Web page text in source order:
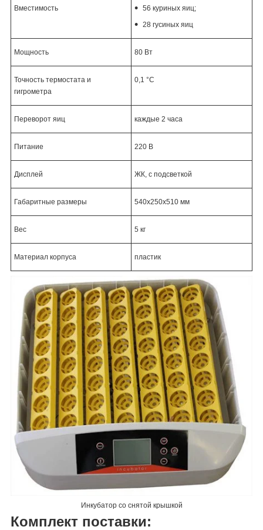
Вместимость
56 куриных яиц;
28 гусиных яиц
Мощность 80 Вт
Точность термостата и
гигрометра
0,1 °C
Переворот яиц каждые 2 часа
Питание 220 В
Дисплей ЖК, с подсветкой
Габаритные размеры 540x250x510 мм
Вес 5 кг
Материал корпуса пластик
Инкубатор со снятой крышкой
Комплект поставки: